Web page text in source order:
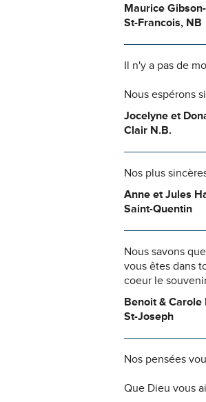
Maurice
St-Francois, NB
Il n'y a pas de
Nous espérons
Jocelyne et
Clair N.B.
Nos plus
Anne et Jules
Saint-Quentin
Nous savons
vous êtes dans
coeur le
Benoit & Carole
St-Joseph
Nos pensées
Que Dieu vous